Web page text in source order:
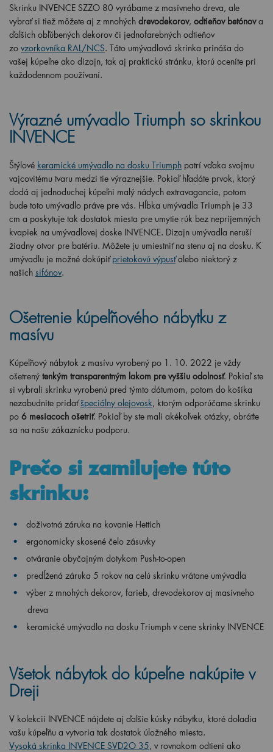
Skrinku INVENCE SZZO 80 vyrábame z masívneho dreva, ale
vybrať si tiež môžete aj z mnohých drevodekorov, odtieňov betónov a
ďalších obľúbených dekorov či jednofarebných odtieňov
zo vzorkovníka RAL/NCS. Táto umývadlová skrinka prináša do
vašej kúpeľne ako dizajn, tak aj praktickú stránku, ktorú oceníte pri
každodennom používaní.
Výrazné umývadlo Triumph so skrinkou
INVENCE
Štýlové keramické umývadlo na dosku Triumph patrí vďaka svojmu
vajcovitému tvaru medzi tie výraznejšie. Pokiaľ hľadáte prvok, ktorý
dodá aj jednoduchej kúpeľni malý nádych extravagancie, potom
bude toto umývadlo práve pre vás. Hĺbka umývadla Triumph je 33
cm a poskytuje tak dostatok miesta pre umytie rúk bez nepríjemných
kvapiek na umývadlovej doske INVENCE. Dizajn umývadla neruší
žiadny otvor pre batériu. Môžete ju umiestniť na stenu aj na dosku. K
umývadlu je možné dokúpiť prietokovú výpusťalebo niektorý z
našich sifónov.
Ošetrenie kúpeľňového nábytku z
masívu
Kúpeľňový nábytok z masívu vyrobený po 1. 10. 2022 je vždy
ošetrený tenkým transparentným lakom pre vyššiu odolnosť. Pokiaľ ste
si vybrali skrinku vyrobenú pred týmto dátumom, potom do košíka
nezabudnite pridať špeciálny olejovosk, ktorým odporúčame skrinku
po 6 mesiacoch ošetriť. Pokiaľ by ste mali akékoľvek otázky, obráťte
sa na našu zákaznícku podporu.
Prečo si zamilujete túto
skrinku:
doživotná záruka na kovanie Hettich
ergonomicky skosené čelo zásuvky
otváranie obyčajným dotykom Push-to-open
predĺžená záruka 5 rokov na celú skrinku vrátane umývadla
výber z mnohých dekorov, farieb, drevodekorov aj masívneho
dreva
keramické umývadlo na dosku Triumph v cene skrinky INVENCE
Všetok nábytok do kúpeľne nakúpite v
Dreji
V kolekcii INVENCE nájdete aj ďalšie kúsky nábytku, ktoré doladia
vašu kúpeľňu a vytvoria tak dostatok úložného miesta.
Vysoká skrinka INVENCE SVD2O 35, v rovnakom odtieni ako